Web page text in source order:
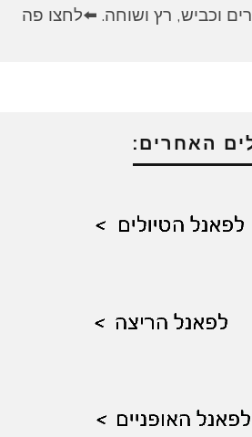
וכביש, רץ ושוחה. ⬅️לחצו פה
האחרים: